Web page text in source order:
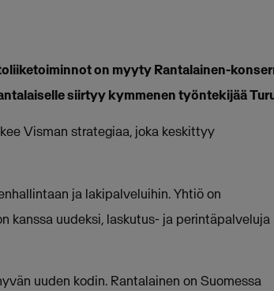
on myyty Rantalainen-
siirtyy kymmenen työntekijää
Visman strategiaa, joka keskittyy
ja lakipalveluihin. Yhtiö on
kanssa uudeksi, laskutus- ja perintäpalveluja
uuden kodin. Rantalainen on Suomessa